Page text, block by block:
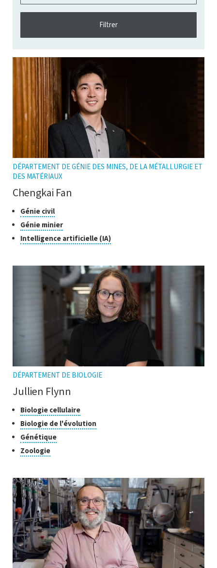
DÉPARTEMENT DE GÉNIE DES MINES, DE LA MÉTALLURGIE ET
DES MATÉRIAUX
Chengkai Fan
Classes
de
recherche
Génie civilCliquer
pour
ouvrir
l'infobulle
Génie minierCliquer
pour
ouvrir
Intelligence artificielle (IA)Cliquer
pour
l'infobulle
DÉPARTEMENT DE BIOLOGIE
Jullien Flynn
Classes
de
recherche
Biologie cellulaireCliquer
pour
ouvrir
Biologie de l'évolution
pour
GénétiqueCliquer
pour
ZoologieCliquer
pour
l'infobulle